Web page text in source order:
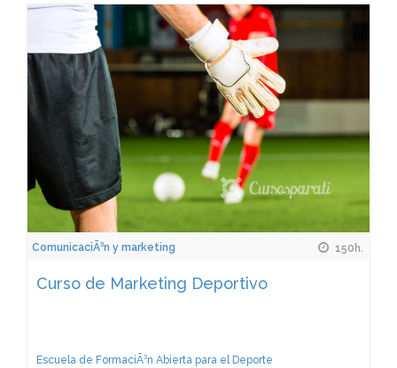
ComunicaciÃ³n y marketing 150h.
Curso de Marketing Deportivo
Escuela de FormaciÃ³n Abierta para el Deporte